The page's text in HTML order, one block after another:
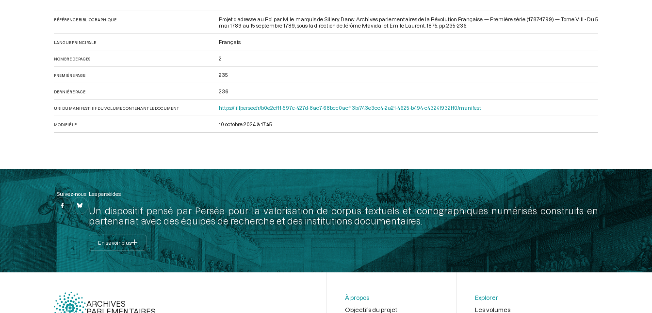
RÉFÉRENCE BIBLIOGRAPHIQUE
Projet d'adresse au Roi par M. le marquis de Sillery. Dans : Archives parlementaires de la Révolution Française — Première série (1787-1799) — Tome VIII - Du 5
mai 1789 au 15 septembre 1789 , sous la direction de Jérôme Mavidal et Emile Laurent. 1875. pp. 235-236.
LANGUE PRINCIPALE Français
NOMBRE DE PAGES 2
PREMIÈRE PAGE 235
DERNIÈRE PAGE 236
URI DU MANIFEST IIIF DU VOLUME CONTENANT LE DOCUMENT https://iiif.persee.fr/b0e2cf11-597c-427d-8ac7-68bcc0acf13b/743e3cc4-2a21-4625-b494-c4324f932ff0/manifest
MODIFIÉ LE 10 octobre 2024 à 17:45
Suivez-nous Les perséides
Un dispositif pensé par Persée pour la valorisation de corpus textuels et iconographiques numérisés construits en
partenariat avec des équipes de recherche et des institutions documentaires.
En savoir plus
ARCHIVES
À propos
Objectifs du projet
Explorer
Les volumes